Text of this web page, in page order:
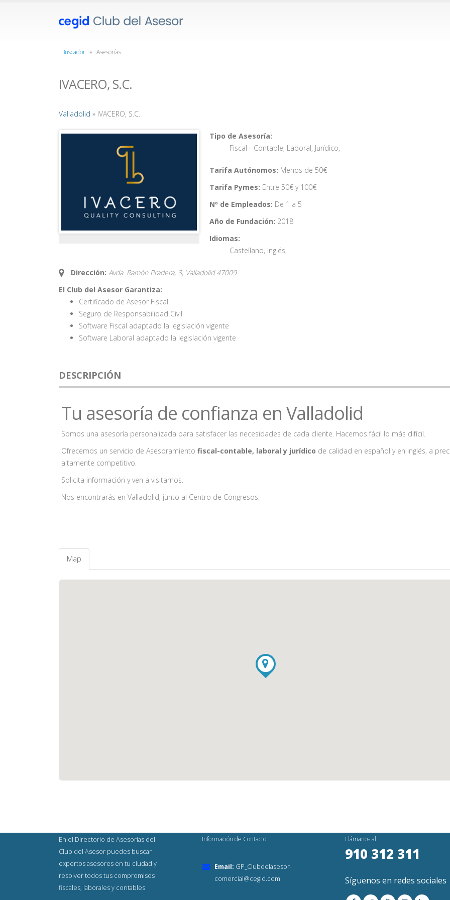
Buscador » Asesorías
IVACERO, S.C.
Valladolid » IVACERO, S.C.
Tipo de Asesoría:
Fiscal - Contable, Laboral, Jurídico,
Tarifa Autónomos: Menos de 50€
Tarifa Pymes: Entre 50€ y 100€
Nº de Empleados: De 1 a 5
Año de Fundación: 2018
Idiomas:
Castellano, Inglés,
Dirección: Avda. Ramón Pradera, 3, Valladolid 47009
El Club del Asesor Garantiza:
Certificado de Asesor Fiscal
Seguro de Responsabilidad Civil
Software Fiscal adaptado la legislación vigente
Software Laboral adaptado la legislación vigente
DESCRIPCIÓN
Tu asesoría de confianza en Valladolid
Somos una asesoría personalizada para satisfacer las necesidades de cada cliente. Hacemos fácil lo más difícil.
Ofrecemos un servicio de Asesoramiento fiscal-contable, laboral y jurídico de calidad en español y en inglés, a
altamente competitivo.
Solicita información y ven a visitarnos.
Nos encontrarás en Valladolid, junto al Centro de Congresos.
Map
En el Directorio de Asesorías del
Club del Asesor puedes buscar
expertos asesores en tu ciudad y
resolver todos tus compromisos
fiscales, laborales y contables.
Información de Contacto
Email: GP_Clubdelasesor-
comercial@cegid.com
Llámanos al
910 312 311
Síguenos en redes sociales